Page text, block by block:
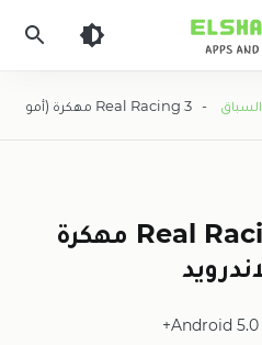
السباق - Real Racing 3 مهكرة (أموال غير محدودة)
تحميل لعبة Real Racing 3 مهكرة
5.0 Android+